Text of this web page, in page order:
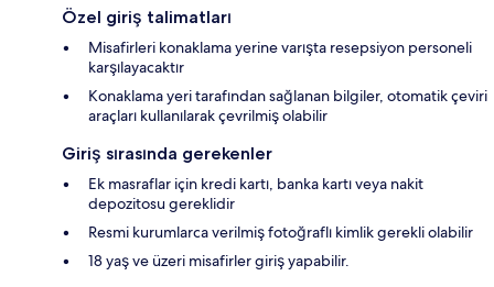
Özel giriş talimatları
Misafirleri konaklama yerine varışta resepsiyon personeli
karşılayacaktır
Konaklama yeri tarafından sağlanan bilgiler, otomatik çeviri
araçları kullanılarak çevrilmiş olabilir
Giriş sırasında gerekenler
Ek masraflar için kredi kartı, banka kartı veya nakit
depozitosu gereklidir
Resmi kurumlarca verilmiş fotoğraflı kimlik gerekli olabilir
18 yaş ve üzeri misafirler giriş yapabilir.